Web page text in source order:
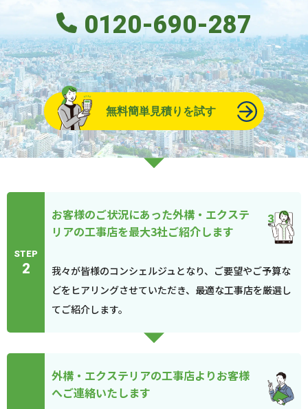
0120-690-287
無料簡単見積りを試す
STEP
2
お客様のご状況にあった外構・エクステ
リアの工事店を最大3社ご紹介します
我々が皆様のコンシェルジュとなり、ご要望やご予算な
どをヒアリングさせていただき、最適な工事店を厳選し
てご紹介します。
外構・エクステリアの工事店よりお客様
へご連絡いたします